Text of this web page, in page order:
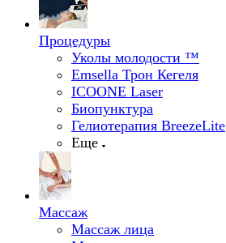
Процедуры
Уколы молодости ™
Emsella Трон Кегеля
ICOONE Laser
Биопунктура
Гелиотерапия BreezeLite
Еще
Массаж
Массаж лица